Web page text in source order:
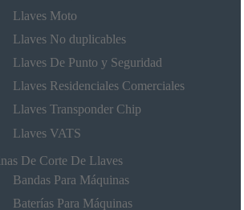
Llaves Moto
Llaves No duplicables
Llaves De Punto y Seguridad
Llaves Residenciales Comerciales
Llaves Transponder Chip
Llaves VATS
De Corte De Llaves
Bandas Para Máquinas
Baterías Para Máquinas